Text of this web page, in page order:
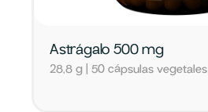
Astrágalo 500 mg
28,8 g | 50 cápsulas vegetales